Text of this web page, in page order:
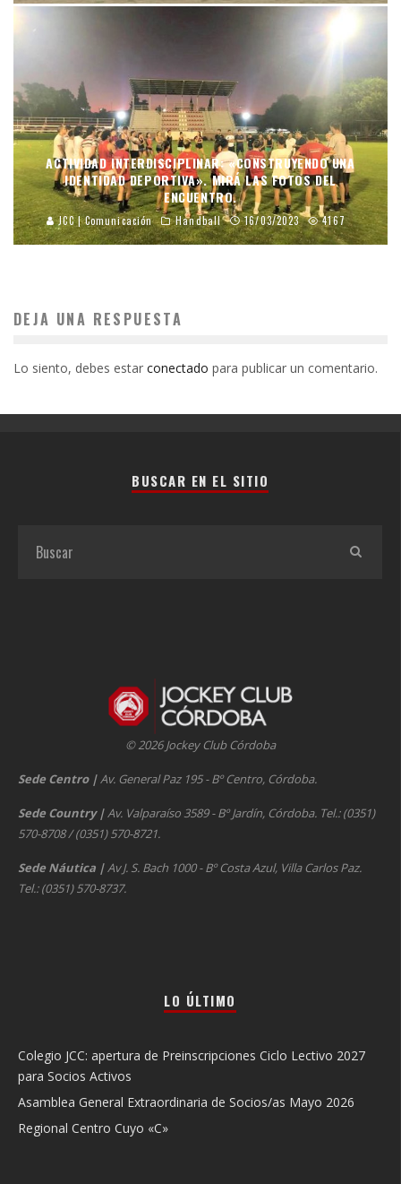
ACTIVIDAD INTERDISCIPLINAR: «CONSTRUYENDO UNA
IDENTIDAD DEPORTIVA». MIRÁ LAS FOTOS DEL
ENCUENTRO.
JCC | Comunicación Handball 16/03/2023 4167
DEJA UNA RESPUESTA
Lo siento, debes estar conectado para publicar un comentario.
BUSCAR EN EL SITIO
© 2026 Jockey Club Córdoba
Sede Centro |Av. General Paz 195 - Bº Centro, Córdoba.
Sede Country |Av. Valparaíso 3589 - Bº Jardín, Córdoba. Tel.: (0351)
570-8708 / (0351) 570-8721.
Sede Náutica |Av J. S. Bach 1000 - Bº Costa Azul, Villa Carlos Paz.
Tel.: (0351) 570-8737.
LO ÚLTIMO
Colegio JCC: apertura de Preinscripciones Ciclo Lectivo 2027
para Socios Activos
Asamblea General Extraordinaria de Socios/as Mayo 2026
Regional Centro Cuyo «C»